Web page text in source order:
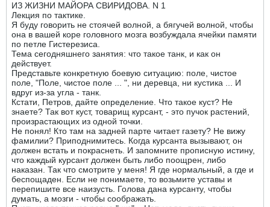
ИЗ ЖИЗНИ МАЙОРА СВИРИДОВА. N 1
Лекция по тактике.
Я буду говорить не стоячей волной, а бягучей волной, чтобы
она в вашей коре головного мозга возбуждала ячейки памяти
по петле Гистерезиса.
Тема сегодняшнего занятия: что такое танк, и как он
действует.
Представьте конкретную боевую ситуацию: поле, чистое
поле, "Поле, чистое поле ... ", ни деревца, ни кустика ... И
вдруг из-за угла - танк.
Кстати, Петров, дайте определение. Что такое куст? Не
знаете? Так вот куст, товарищ курсант, - это пучок растений,
произрастающих из одной точки.
Не понял! Кто там на задней парте читает газету? Не вижу
фамилии? Приподнимитесь. Когда курсанта вызывают, он
должен встать и покраснеть. И запомните прописную истину,
что каждый курсант должен быть либо поощрен, либо
наказан. Так что смотрите у меня! Я где нормальный, а где и
беспощаден. Если не понимаете, то возьмите уставы и
перепишите все наизусть. Голова дана курсанту, чтобы
думать, а мозги - чтобы соображать.